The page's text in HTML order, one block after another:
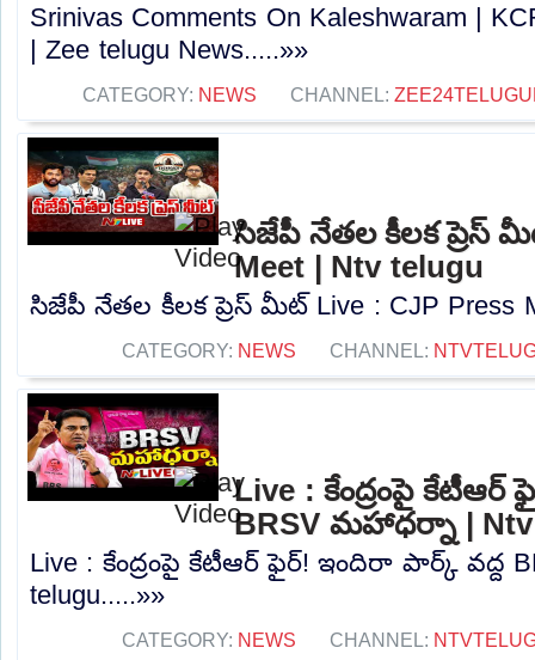
Srinivas Comments On Kaleshwaram |
| Zee telugu News.....»»
CATEGORY: NEWS CHANNEL:
సిజేపీ నేతల కీలక ప్రెస్
Meet | Ntv telugu
సిజేపీ నేతల కీలక ప్రెస్ మీట్ Live : CJP Press
CATEGORY: NEWS CHANNEL:
Live : కేంద్రంపై కేటీఆర్
BRSV మహాధర్నా |
Live : కేంద్రంపై కేటీఆర్ ఫైర్! ఇందిరా పార్క్ వద్ద
telugu.....»»
CATEGORY: NEWS CHANNEL: